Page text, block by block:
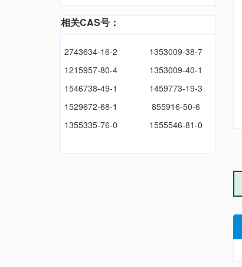
相关CAS号：
2743634-16-2
1353009-38-7
1215957-80-4
1353009-40-1
1546738-49-1
1459773-19-3
1529672-68-1
855916-50-6
1355335-76-0
1555546-81-0